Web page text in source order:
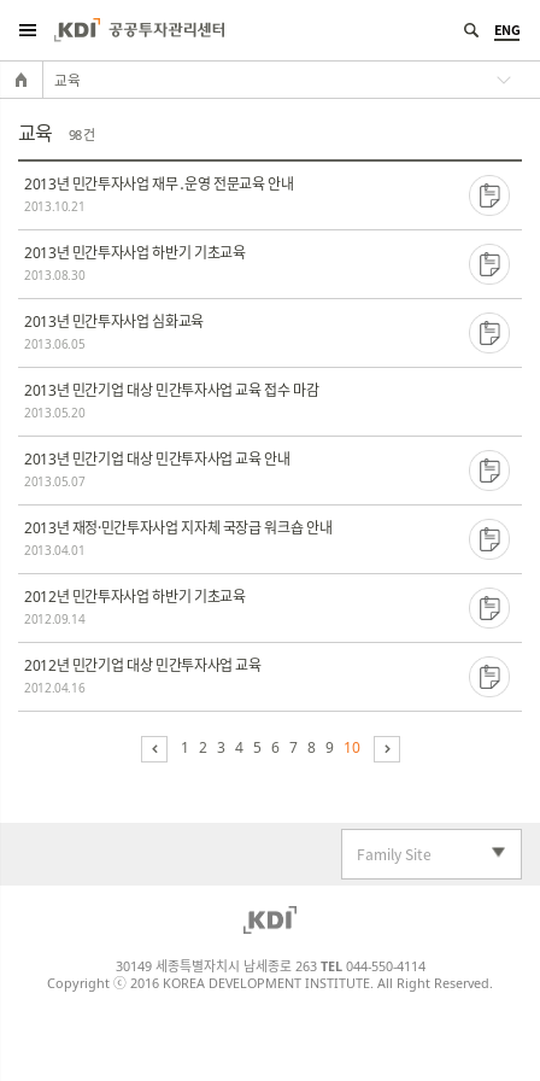
ENG
교육
교육 98 건
2013년 민간투자사업 재무․운영 전문교육 안내
2013.10.21
2013년 민간투자사업 하반기 기초교육
2013.08.30
2013년 민간투자사업 심화교육
2013.06.05
2013년 민간기업 대상 민간투자사업 교육 접수 마감
2013.05.20
2013년 민간기업 대상 민간투자사업 교육 안내
2013.05.07
2013년 재정·민간투자사업 지자체 국장급 워크숍 안내
2013.04.01
2012년 민간투자사업 하반기 기초교육
2012.09.14
2012년 민간기업 대상 민간투자사업 교육
2012.04.16
1 2 3 4 5 6 7 8 9 10
Family Site
30149 세종특별자치시 남세종로 263 TEL044-550-4114
Copyright ⓒ 2016 KOREA DEVELOPMENT INSTITUTE. All Right Reserved.